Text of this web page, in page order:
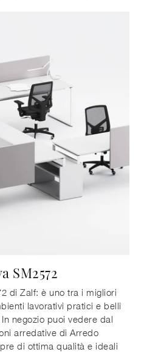
SM2572
di Zalf: è uno tra i migliori
lavorativi pratici e belli
negozio puoi vedere dal
arredative di Arredo
di ottima qualità e ideali